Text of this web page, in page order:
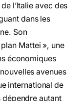
l’Italie avec des
dans les
Son
Mattei », une
économiques
avenues
international de
dépendre autant